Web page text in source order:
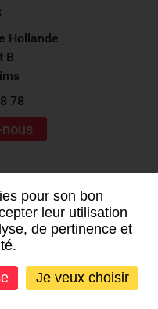
pour son bon
leur utilisation
de pertinence et
Je veux choisir
Hollande
B
78
!
-Données personnelles